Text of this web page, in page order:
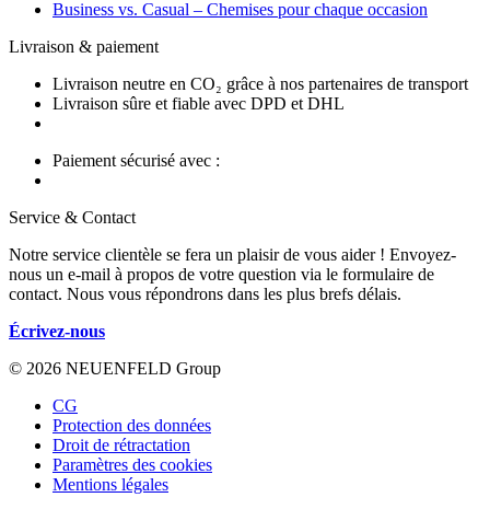
Business vs. Casual – Chemises pour chaque occasion
Livraison & paiement
Livraison neutre en CO₂ grâce à nos partenaires de transport
Livraison sûre et fiable avec DPD et DHL
Paiement sécurisé avec :
Service & Contact
Notre service clientèle se fera un plaisir de vous aider ! Envoyez-
nous un e-mail à propos de votre question via le formulaire de
contact. Nous vous répondrons dans les plus brefs délais.
Écrivez-nous
© 2026 NEUENFELD Group
CG
Protection des données
Droit de rétractation
Paramètres des cookies
Mentions légales